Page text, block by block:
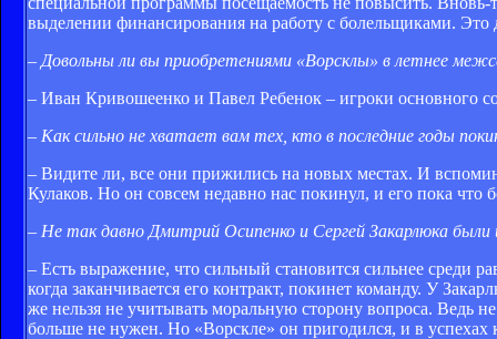
выделении финансирования на работу с болельщиками.
– Довольны ли вы приобретениями «Ворсклы» в летнее
– Иван Кривошеенко и Павел Ребенок – игроки основного
– Как сильно не хватает вам тех, кто в последние годы
– Видите ли, все они прижились на новых местах. И
Кулаков. Но он совсем недавно нас покинул, и его пока что
– Не так давно Дмитрий Осипенко и Сергей Закарлюка
– Есть выражение, что сильный становится сильнее среди
когда заканчивается его контракт, покинет команду. У
же нельзя не учитывать моральную сторону вопроса. Ведь
больше не нужен. Но «Ворскле» он пригодился, и в успехах